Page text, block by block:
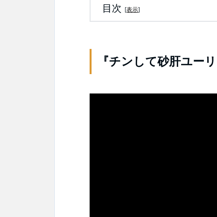
目次 [表示]
『チンして砂肝ユー